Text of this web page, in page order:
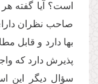
است؟ آیا گفته
صاحب نظران
بها دارد و قابل
پذیرش دارد كه
سؤال دیگر این